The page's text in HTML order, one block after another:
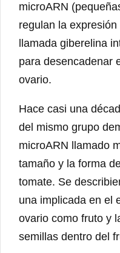
microARN
regulan la
llamada giberelina
para desencadenar
ovario.
Hace casi una
del mismo grupo
microARN llamado
tamaño y la forma
tomate. Se
una implicada en el
ovario como fruto y
semillas dentro del